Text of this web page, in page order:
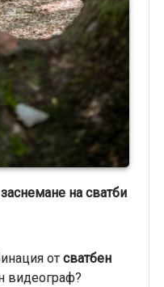
на сватби
от сватбен
видеограф?